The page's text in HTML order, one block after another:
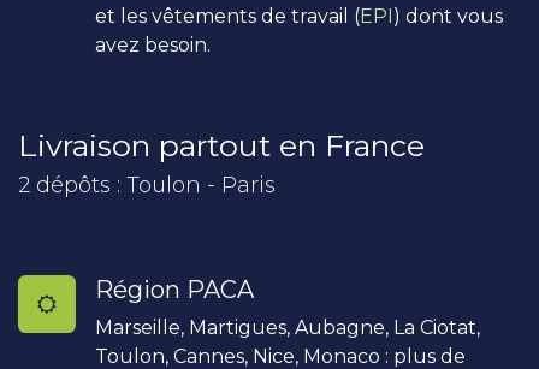
et les vêtements de travail (EPI) dont vous
avez besoin.
Livraison partout en France
2 dépôts : Toulon - Paris
Région PACA
Marseille, Martigues, Aubagne, La Ciotat,
Toulon, Cannes, Nice, Monaco : plus de